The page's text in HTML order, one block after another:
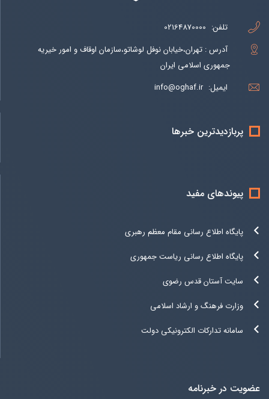
تلفن: 02164870000
آدرس : تهران،خیابان نوفل لوشاتو،سازمان اوقاف و امور خیریه
جمهوری اسلامی ایران
ایمیل: info@oghaf.ir
پربازدیدترین خبرها
پیوندهای مفید
پایگاه اطلاع رسانی مقام معظم رهبری
پایگاه اطلاع رسانی ریاست جمهوری
سایت آستان قدس رضوی
وزارت فرهنگ و ارشاد اسلامی
سامانه تدارکات الکترونیکی دولت
عضویت در خبرنامه